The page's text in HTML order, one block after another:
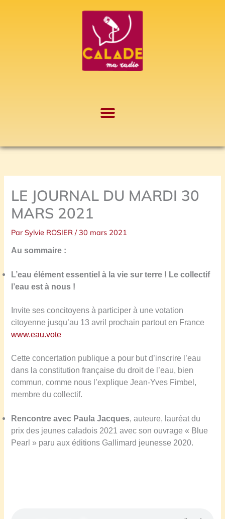
LE JOURNAL DU MARDI 30
MARS 2021
ParSylvie ROSIER/ 30 mars 2021
Au sommaire :
L’eau élément essentiel à la vie sur terre ! Le collectif
l’eau est à nous !
Invite ses concitoyens à participer à une votation
citoyenne jusqu’au 13 avril prochain partout en France
www.eau.vote
Cette concertation publique a pour but d’inscrire l’eau
dans la constitution française du droit de l’eau, bien
commun, comme nous l’explique Jean-Yves Fimbel,
membre du collectif.
Rencontre avec Paula Jacques, auteure, lauréat du
prix des jeunescaladois 2021 avec son ouvrage « Blue
Pearl » paru aux éditions Gallimard jeunesse 2020.